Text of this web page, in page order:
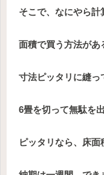
そこで、なにやら計
面積で買う方法があ
寸法ピッタリに縫っ
6畳を切って無駄を
ピッタリなら、床面